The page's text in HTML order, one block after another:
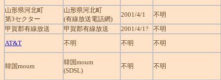
山形県河北町
第3セクター
山形県河北町
(有線放送電話網)
2001/4/1
不明
甲賀郡有線放送
甲賀郡有線放送 2001/4/1?
不明
AT&T
不明 不明 不明
韓国moum
韓国moum
(SDSL)
不明 不明